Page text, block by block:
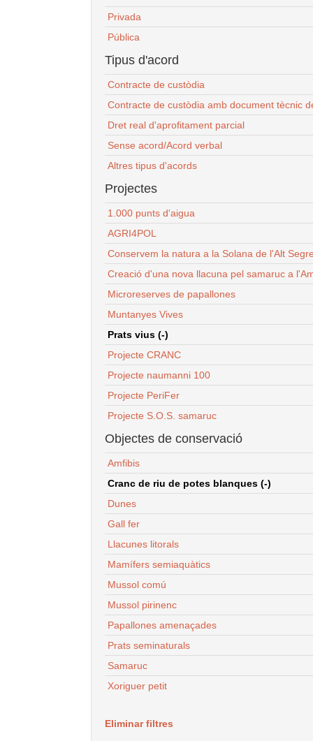
Privada
Pública
Tipus d'acord
Contracte de custòdia
Contracte de custòdia amb document tècnic
Dret real d'aprofitament parcial
Sense acord/Acord verbal
Altres tipus d'acords
Projectes
1.000 punts d'aigua
AGRI4POL
Conservem la natura a la Solana de l'Alt
Creació d'una nova llacuna pel samaruc a
Microreserves de papallones
Muntanyes Vives
Prats vius (-)
Projecte CRANC
Projecte naumanni 100
Projecte PeriFer
Projecte S.O.S. samaruc
Objectes de conservació
Amfibis
Cranc de riu de potes blanques (-)
Dunes
Gall fer
Llacunes litorals
Mamífers semiaquàtics
Mussol comú
Mussol pirinenc
Papallones amenaçades
Prats seminaturals
Samaruc
Xoriguer petit
Eliminar filtres